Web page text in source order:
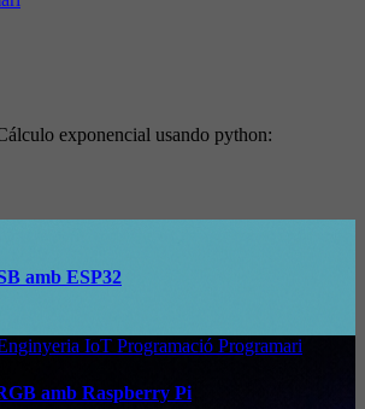
exponencial usando python:
amb ESP32
IoT Programació Programari
amb Raspberry Pi